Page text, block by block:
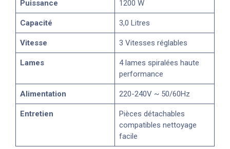
Puissance 1200 W
Capacité 3,0 Litres
Vitesse 3 Vitesses réglables
Lames
4 lames spiralées haute
performance
Alimentation 220-240V ~ 50/60Hz
Entretien
Pièces détachables
compatibles nettoyage
facile